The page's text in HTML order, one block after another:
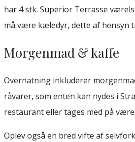
har 4 stk. Superior Terrasse
må være kæledyr, dette af hensyn
Morgenmad & kaffe
Overnatning inkluderer
råvarer, som enten kan nydes i
restaurant eller tages med på
Oplev også en bred vifte af